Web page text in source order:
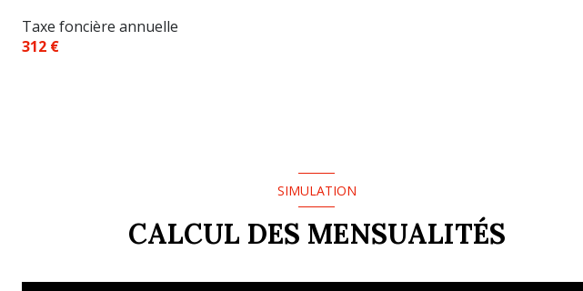
Taxe foncière annuelle
312 €
SIMULATION
CALCUL DES MENSUALITÉS